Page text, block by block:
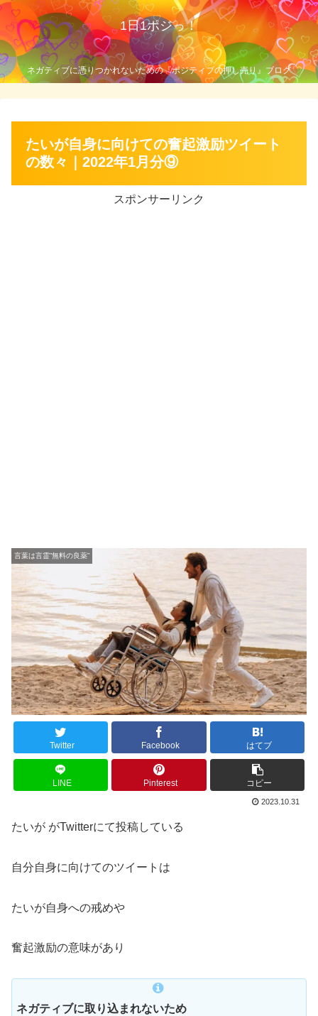
1日1ポジっ！
ネガティブに憑りつかれないための『ポジティブの押し売り』ブログ
たいが自身に向けての奮起激励ツイート
の数々｜2022年1月分⑨
スポンサーリンク
言葉は言霊”無料の良薬”
Twitter Facebook はてブ
LINE Pinterest コピー
2023.10.31
たいが がTwitterにて投稿している
自分自身に向けてのツイートは
たいが自身への戒めや
奮起激励の意味があり
ネガティブに取り込まれないため